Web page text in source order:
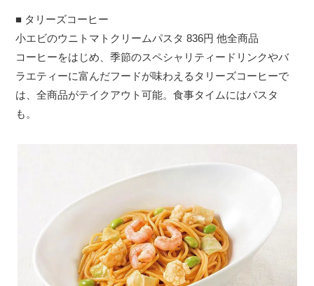
■ タリーズコーヒー
小エビのウニトマトクリームパスタ 836円 他全商品
コーヒーをはじめ、季節のスペシャリティードリンクやバ
ラエティーに富んだフードが味わえるタリーズコーヒーで
は、全商品がテイクアウト可能。食事タイムにはパスタ
も。